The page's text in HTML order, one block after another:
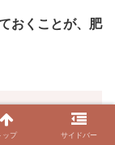
おくことが、肥
ップ サイドバー